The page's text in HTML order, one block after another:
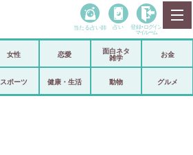
政治
当たる占い師 占い 登録• ログイン
マイルーム
女性 恋愛
面白ネタ
雑学
お金
スポーツ 健康・生活 動物 グルメ